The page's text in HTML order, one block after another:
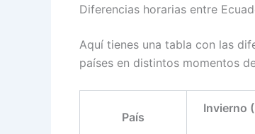
Diferencias horarias entre
Aquí tienes una tabla con las
países en distintos momentos
País
Invierno